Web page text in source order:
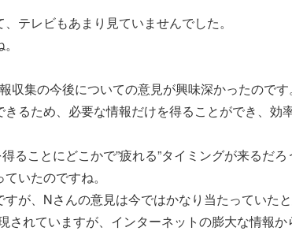
テレビもあまり見ていませんでした。
集の今後についての意見が興味深かったのです。
るため、必要な情報だけを得ることができ、
ることにどこかで”疲れる”タイミングが来るだ
いたのですね。
が、Nさんの意見は今ではかなり当たっていたと
されていますが、インターネットの膨大な情報